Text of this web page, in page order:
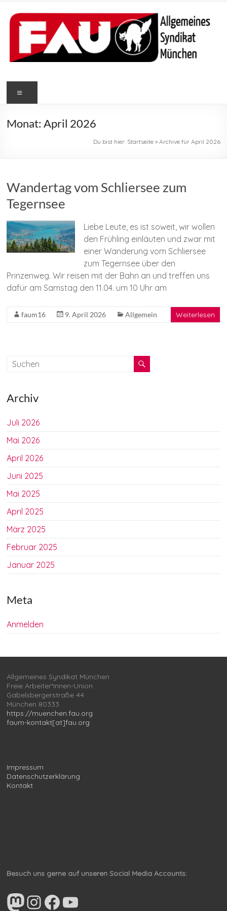
Inhalt
springen
FAU
München
Arbeiter*innen
Monat:April 2026
Du bist hier: Startseite» Archive für April 2026
Wandertag vom Schliersee zum
Tegernsee
Liebe Leute, es ist soweit, wir wollen
den Frühling einläuten und zwar mit
einer Wanderung vom Schliersee
zum Tegernsee über den
Prinzenweg. Wir reisen mit der Bahn an und treffen uns
dafür am Samstag den 11.04. um 10 Uhr am
faum16 9. April 2026 Allgemein Weiterlesen
Archiv
Juli 2026
Mai 2026
April 2026
Juni 2025
Mai 2025
April 2025
März 2025
Februar 2025
Januar 2025
Meta
Anmelden
Allgemeines Syndikat München
Freie Arbeiter*innen-Union
Gabelsbergerstraße 44
München 80333
https://muenchen.fau.org
faum-kontakt[at]fau.org
Impressum
Datenschutzerklärung
Kontakt
Besuch uns gerne auf unseren Social Media Accounts:
Mastodon
Instagram
Facebook
YouTube